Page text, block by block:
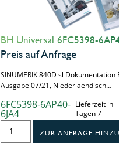
BH Universal 6FC5398-
Preis auf Anfrage
SINUMERIK 840D sl
Ausgabe 07/21, Niederlaendisch…
6FC5398-6AP40-
6JA4
Lieferzeit in
Tagen 7
ZUR ANFRAGE